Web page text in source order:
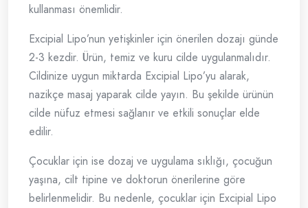
kullanması önemlidir.
Excipial Lipo’nun yetişkinler için önerilen dozajı günde
2-3 kezdir. Ürün, temiz ve kuru cilde uygulanmalıdır.
Cildinize uygun miktarda Excipial Lipo’yu alarak,
nazikçe masaj yaparak cilde yayın. Bu şekilde ürünün
cilde nüfuz etmesi sağlanır ve etkili sonuçlar elde
edilir.
Çocuklar için ise dozaj ve uygulama sıklığı, çocuğun
yaşına, cilt tipine ve doktorun önerilerine göre
belirlenmelidir. Bu nedenle, çocuklar için Excipial Lipo